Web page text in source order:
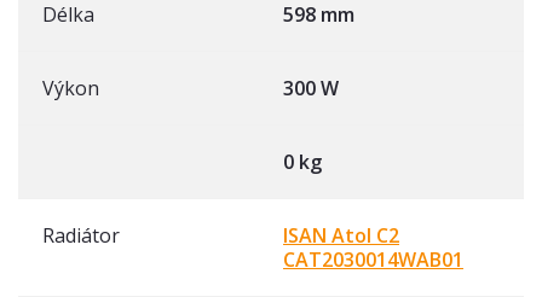
Délka 598 mm
Výkon 300 W
0 kg
Radiátor
ISAN Atol C2
CAT2030014WAB01